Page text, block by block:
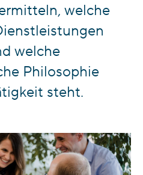
welche
welche
Philosophie
steht.